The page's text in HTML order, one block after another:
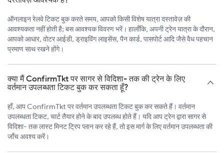
ऑनलाइन रेलवे टिकट बुक करते समय, आपको किसी विशेष यात्रा दस्तावेज़ की
आवश्यकता नहीं होती है; बस आवश्यक विवरण भरें। हालाँकि, अपनी ट्रेन यात्रा के दौरान,
आपको आधार, वोटर आईडी, ड्राइविंग लाइसेंस, पैन कार्ड, पासपोर्ट आदि जैसे वैध पहचान
प्रमाण साथ रखने होंगे।
क्या मैं ConfirmTkt पर सागर से विदिशा- तक की ट्रेन के लिए
वर्तमान उपलब्धता टिकट बुक कर सकता हूँ?
हाँ, आप ConfirmTkt पर वर्तमान उपलब्धता टिकट बुक कर सकते हैं। वर्तमान
उपलब्धता टिकट, चार्ट तैयार होने के बाद उपलब्ध होते हैं। यदि आप ट्रेन द्वारा सागर से
विदिशा- तक लास्ट मिनट ट्रिप प्लान कर रहे हैं, तो इस मार्ग के लिए वर्तमान उपलब्धता की
जाँच अवश्य करें।